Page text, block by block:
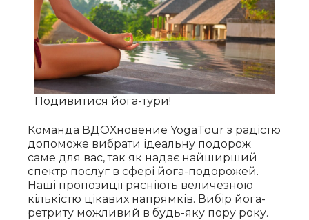
Подивитися йога-тури!
Команда ВДОХновение YogaTour з радістю
допоможе вибрати ідеальну подорож
саме для вас, так як надає найширший
спектр послуг в сфері йога-подорожей.
Наші пропозиції рясніють величезною
кількістю цікавих напрямків. Вибір йога-
ретриту можливий в будь-яку пору року.